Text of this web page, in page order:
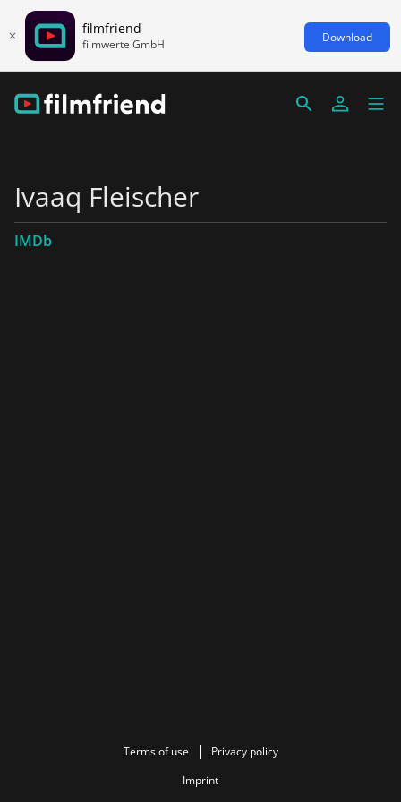
filmfriend
filmwerte GmbH Download
Ivaaq Fleischer
IMDb
Terms of use
Privacy policy
Imprint